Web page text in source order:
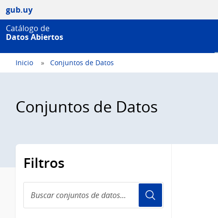
gub.uy
Catálogo de
Datos Abiertos
Inicio Conjuntos de Datos
Conjuntos de Datos
Filtros
conjuntos
de